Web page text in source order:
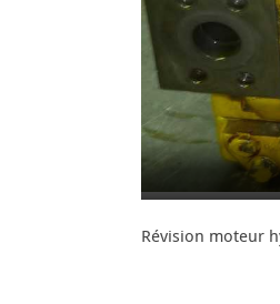
Révision moteur